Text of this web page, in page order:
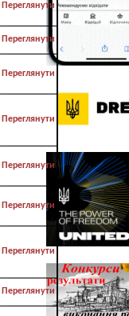
Переглянути
Переглянути
Переглянути
Переглянути
Переглянути
Переглянути
Переглянути
Переглянути